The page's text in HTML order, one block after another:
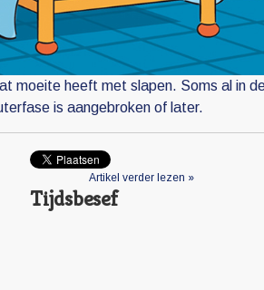
moeite heeft met slapen. Soms al in
is aangebroken of later.
Artikel verder lezen »
Tijdsbesef